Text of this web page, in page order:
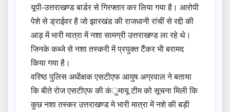
यूपी-उत्तराखण्ड बार्डर से गिरफ्तार कर लिया गया है। आरोपी
पेशे से ड्राईवर है जो झारखंड की राजधानी रांचीं से रद्दी की
आड़ में भारी मात्रा में नशा सामग्री उत्तराखण्ड ला रहे थे।
जिनके कब्जे से नशा तस्करी में प्रयुक्त टैंकर भी बरामद
किया गया है।
वरिष्ठ पुलिस अधीक्षक एसटीएफ आयुष अग्रवाल ने बताया
कि बीते रोज एसटीएफ की कंुमायू टीम को सूचना मिली कि
कुछ नशा तस्कर उत्तराखण्ड मे भारी मात्रा में नशे की बड़ी